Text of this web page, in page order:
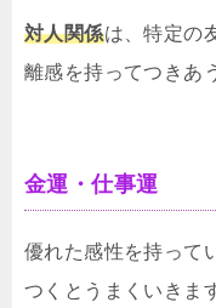
対人関係は、特定の
離感を持ってつきあ
金運・仕事運
優れた感性を持って
つくとうまくいきま